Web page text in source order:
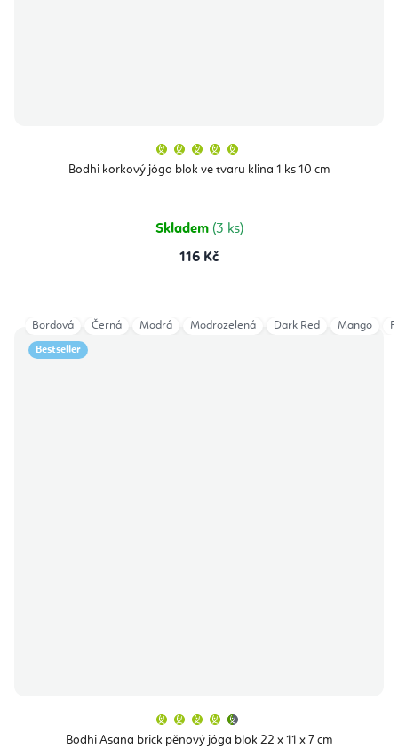
Bodhi korkový jóga blok ve tvaru klina 1 ks 10 cm
produktu
je
hvězdiček.
Skladem (3 ks)
116 Kč
Bestseller
Bodhi Asana brick pěnový jóga blok 22 x 11 x 7 cm
produktu
je
Bordová Černá Modrá Modrozelená Dark Red Mango